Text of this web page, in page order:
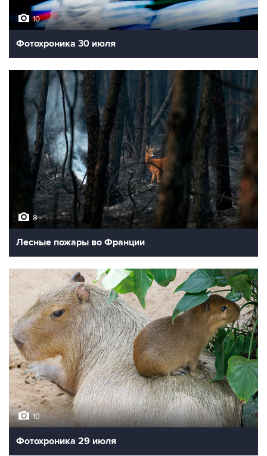
10
Фотохроника 30 июля
8
Лесные пожары во Франции
10
Фотохроника 29 июля